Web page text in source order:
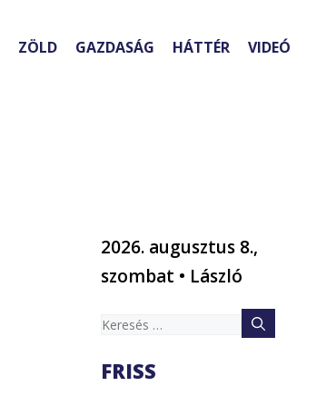
ZÖLD GAZDASÁG HÁTTÉR VIDEÓ
2026. augusztus 8.,
szombat • László
Keresés:
FRISS